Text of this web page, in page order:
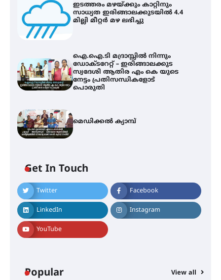
ഇടത്തരം മഴയ്ക്കും കാറ്റിനും
സാധ്യത ഇരിങ്ങാലക്കുടയിൽ 4.4
മില്ലി മീറ്റർ മഴ ലഭിച്ചു
ഐ.ഐ.ടി മദ്രാസ്സിൽ നിന്നും
ഡോക്ടറേറ്റ് – ഇരിങ്ങാലക്കുട
സ്വദേശി ആതിര എം കെ യുടെ
നേട്ടം പ്രതിസന്ധികളോട്
പൊരുതി
മെഡിക്കൽ ക്യാമ്പ്
Get In Touch
Twitter Facebook
LinkedIn Instagram
YouTube
Popular View all
ഐ.ഐ.ടി മദ്രാസ്സിൽ നിന്നും
ഡോക്ടറേറ്റ് – ഇരിങ്ങാലക്കുട
സ്വദേശി ആതിര എം കെ യുടെ
നേട്ടം പ്രതിസന്ധികളോട് പൊരുതി